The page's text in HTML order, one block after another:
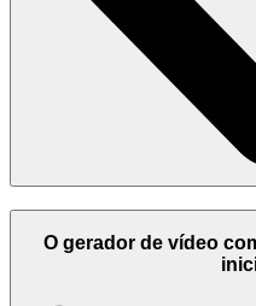
O gerador de vídeo